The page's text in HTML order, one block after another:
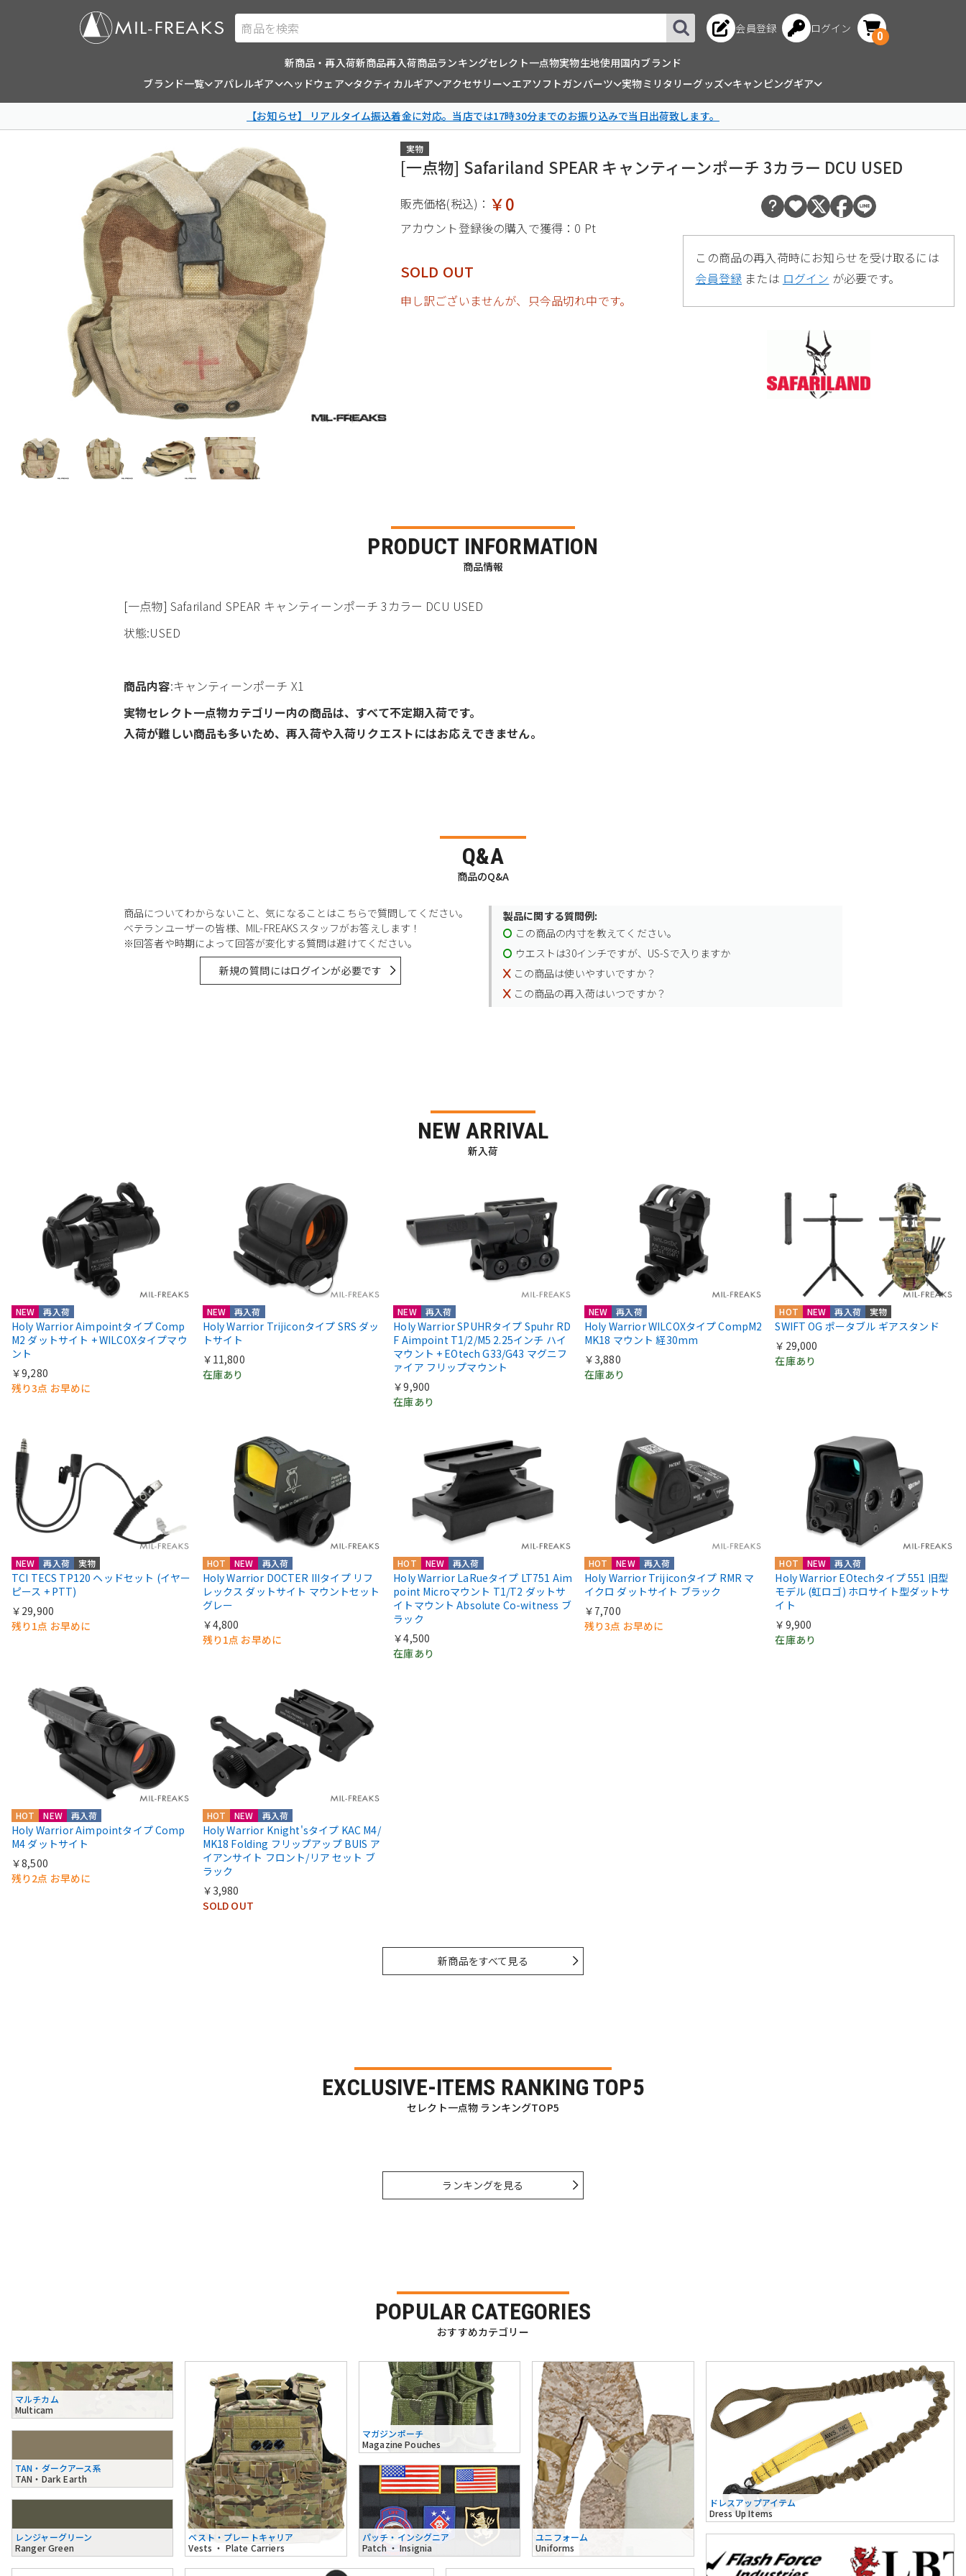
商品を検索 会員登録 ログイン
0
新商品・再入荷新商品再入荷商品ランキングセレクト一点物実物生地使用国内ブランド
ブランド一覧
アパレルギア ヘッドウェア タクティカルギア アクセサリー エアソフトガンパーツ 実物ミリタリーグッズ キャンピングギア
【お知らせ】 リアルタイム振込着金に対応。当店では17時30分までのお振り込みで当日出荷致します。
実物
[一点物] Safariland SPEAR キャンティーンポーチ 3カラー DCU USED
販売価格(税込)： ￥0
アカウント登録後の購入で獲得： 0 Pt
SOLD OUT
申し訳ございませんが、只今品切れ中です。
この商品の再入荷時にお知らせを受け取るには
会員登録 または ログイン が必要です。
PRODUCT INFORMATION
商品情報
[一点物] Safariland SPEAR キャンティーンポーチ 3カラー DCU USED
状態:USED
商品内容:キャンティーンポーチ X1
実物セレクト一点物カテゴリー内の商品は、すべて不定期入荷です。
入荷が難しい商品も多いため、再入荷や入荷リクエストにはお応えできません。
Q&A
商品のQ&A
商品についてわからないこと、気になることはこちらで質問してください。
ベテランユーザーの皆様、MIL-FREAKSスタッフがお答えします！
※回答者や時期によって回答が変化する質問は避けてください。
新規の質問にはログインが必要です
製品に関する質問例:
この商品の内寸を教えてください。
ウエストは30インチですが、US-Sで入りますか
この商品は使いやすいですか？
この商品の再入荷はいつですか？
NEW ARRIVAL
新入荷
NEW 再入荷
Holy Warrior Aimpointタイプ Comp
M2 ダットサイト + WILCOXタイプマウ
ント
￥9,280
残り3点 お早めに
NEW 再入荷
Holy Warrior Trijiconタイプ SRS ダッ
トサイト
￥11,800
在庫あり
NEW 再入荷
Holy Warrior SPUHRタイプ Spuhr RD
F Aimpoint T1/2/M5 2.25インチ ハイ
マウント + EOtech G33/G43 マグニフ
ァイア フリップマウント
￥9,900
在庫あり
NEW 再入荷
Holy Warrior WILCOXタイプ CompM2
MK18 マウント 経30mm
￥3,880
在庫あり
HOT NEW 再入荷 実物
SWIFT OG ポータブル ギアスタンド
￥29,000
在庫あり
NEW 再入荷 実物
TCI TECS TP120 ヘッドセット (イヤー
ピース + PTT)
￥29,900
残り1点 お早めに
HOT NEW 再入荷
Holy Warrior DOCTER IIIタイプ リフ
レックス ダットサイト マウントセット
グレー
￥4,800
残り1点 お早めに
HOT NEW 再入荷
Holy Warrior LaRueタイプ LT751 Aim
point Microマウント T1/T2 ダットサ
イトマウント Absolute Co-witness ブ
ラック
￥4,500
在庫あり
HOT NEW 再入荷
Holy Warrior Trijiconタイプ RMR マ
イクロ ダットサイト ブラック
￥7,700
残り3点 お早めに
HOT NEW 再入荷
Holy Warrior EOtechタイプ 551 旧型
モデル (虹ロゴ) ホロサイト型ダットサ
イト
￥9,900
在庫あり
HOT NEW 再入荷
Holy Warrior Aimpointタイプ Comp
M4 ダットサイト
￥8,500
残り2点 お早めに
HOT NEW 再入荷
Holy Warrior Knight'sタイプ KAC M4/
MK18 Folding フリップアップ BUIS ア
イアンサイト フロント/リア セット ブ
ラック
￥3,980
SOLD OUT
新商品をすべて見る
EXCLUSIVE-ITEMS RANKING TOP5
セレクト一点物 ランキングTOP5
ランキングを見る
POPULAR CATEGORIES
おすすめカテゴリー
マルチカム
Multicam
TAN・ダークアース系
TAN・Dark Earth
レンジャーグリーン
Ranger Green
ベスト・プレートキャリア
Vests ・ Plate Carriers
マガジンポーチ
Magazine Pouches
パッチ・インシグニア
Patch ・ Insignia
ユニフォーム
Uniforms
ドレスアップアイテム
Dress Up Items